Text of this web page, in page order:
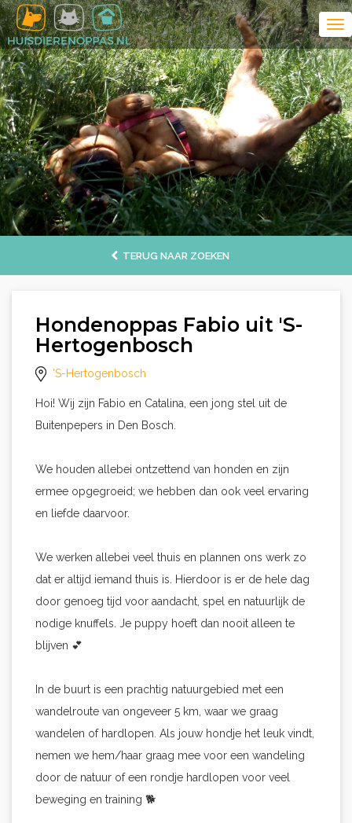
TERUG NAAR ZOEKEN
Hondenoppas Fabio uit 'S-
Hertogenbosch
'S-Hertogenbosch
Hoi! Wij zijn Fabio en Catalina, een jong stel uit de
Buitenpepers in Den Bosch.
We houden allebei ontzettend van honden en zijn
ermee opgegroeid; we hebben dan ook veel ervaring
en liefde daarvoor.
We werken allebei veel thuis en plannen ons werk zo
dat er altijd iemand thuis is. Hierdoor is er de hele dag
door genoeg tijd voor aandacht, spel en natuurlijk de
nodige knuffels. Je puppy hoeft dan nooit alleen te
blijven 💕
In de buurt is een prachtig natuurgebied met een
wandelroute van ongeveer 5 km, waar we graag
wandelen of hardlopen. Als jouw hondje het leuk vindt,
nemen we hem/haar graag mee voor een wandeling
door de natuur of een rondje hardlopen voor veel
beweging en training 🐕